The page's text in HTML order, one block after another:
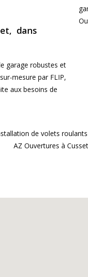
dans
garage robustes et
mesure par FLIP,
aux besoins de